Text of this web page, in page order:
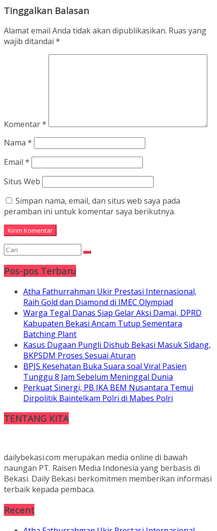
Tinggalkan Balasan
Alamat email Anda tidak akan dipublikasikan. Ruas yang
wajib ditandai *
Komentar*
Nama *
Email *
Situs Web
Simpan nama, email, dan situs web saya pada
peramban ini untuk komentar saya berikutnya.
Pos-pos Terbaru
Atha Fathurrahman Ukir Prestasi Internasional,
Raih Gold dan Diamond di IMEC Olympiad
Warga Tegal Danas Siap Gelar Aksi Damai, DPRD
Kabupaten Bekasi Ancam Tutup Sementara
Batching Plant
Kasus Dugaan Pungli Dishub Bekasi Masuk Sidang,
BKPSDM Proses Sesuai Aturan
BPJS Kesehatan Buka Suara soal Viral Pasien
Tunggu 8 Jam Sebelum Meninggal Dunia
Perkuat Sinergi, PB IKA BEM Nusantara Temui
Dirpolitik Baintelkam Polri di Mabes Polri
TENTANG KITA
dailybekasi.com merupakan media online di bawah
naungan PT. Raisen Media Indonesia yang berbasis di
Bekasi. Daily Bekasi berkomitmen memberikan informasi
terbaik kepada pembaca.
Recent